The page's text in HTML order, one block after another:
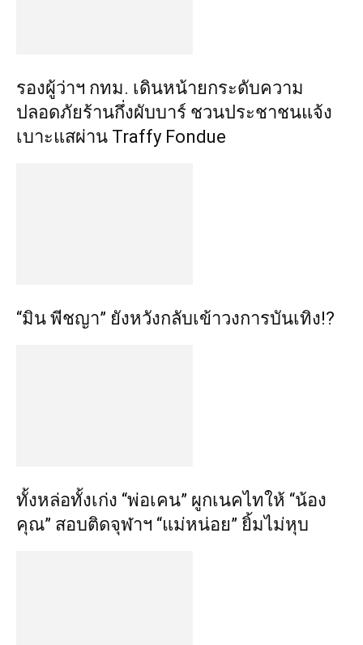
รองผู้ว่าฯ กทม. เดินหน้ายกระดับความ
ปลอดภัยร้านกึ่งผับบาร์ ชวนประชาชนแจ้ง
เบาะแสผ่าน Traffy Fondue
“มิน พีชญา” ยังหวังกลับเข้าวงการบันเทิง!?
ทั้งหล่อทั้งเก่ง “พ่อเคน” ผูกเนคไทให้ “น้อง
คุณ” สอบติดจุฬาฯ “แม่หน่อย” ยิ้มไม่หุบ